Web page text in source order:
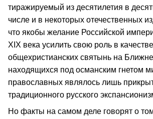
тиражируемый из десятилетия в
числе и в некоторых отечественных
что якобы желание Российской
ХIХ века усилить свою роль в
общехристианских святынь на
находящихся под османским гнетом
православных являлось лишь
традиционного русского
Но факты на самом деле говорят о